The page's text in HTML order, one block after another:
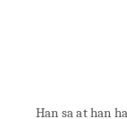
Han sa at han